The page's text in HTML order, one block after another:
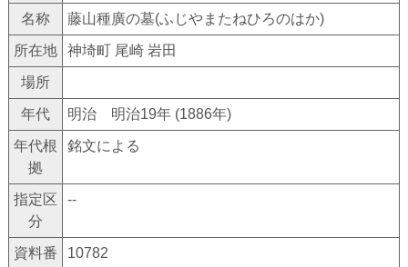
名称 藤山種廣の墓(ふじやまたねひろのはか)
所在地 神埼町 尾崎 岩田
場所
年代 明治 明治19年 (1886年)
年代根
拠
銘文による
指定区
分
--
資料番
10782